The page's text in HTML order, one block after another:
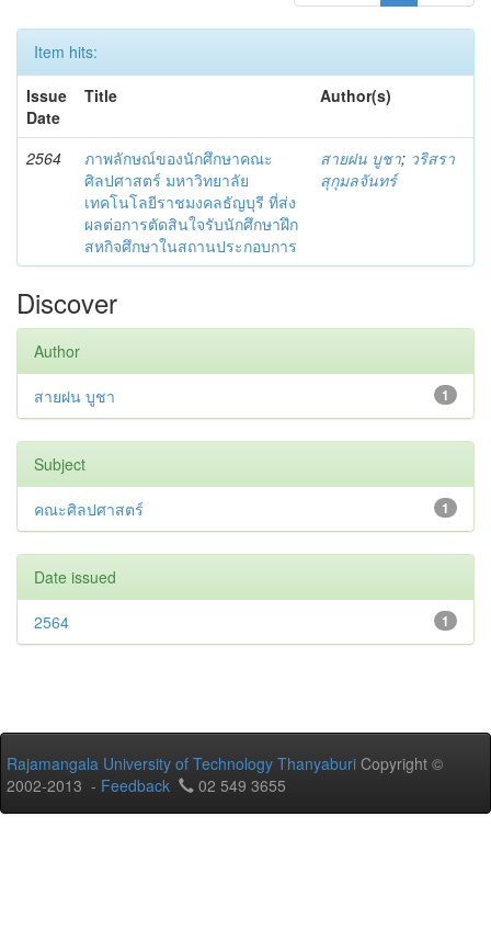
Item hits:
Issue
Date
Title Author(s)
2564
ภาพลักษณ์ของนักศึกษาคณะ
ศิลปศาสตร์ มหาวิทยาลัย
เทคโนโลยีราชมงคลธัญบุรี ที่ส่ง
ผลต่อการตัดสินใจรับนักศึกษาฝึก
สหกิจศึกษาในสถานประกอบการ
สายฝน บูชา; วริสรา
สุกุมลจันทร์
Discover
Author
1
สายฝน บูชา
Subject
1
คณะศิลปศาสตร์
Date issued
1
2564
Rajamangala University of Technology Thanyaburi Copyright ©
2002-2013 - Feedback 02 549 3655